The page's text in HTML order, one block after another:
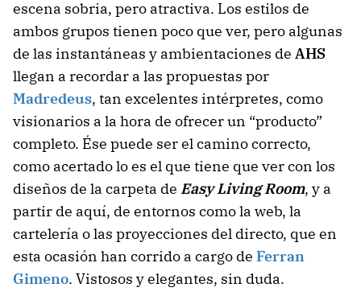
escena sobria, pero atractiva. Los estilos de
ambos grupos tienen poco que ver, pero algunas
de las instantáneas y ambientaciones de AHS
llegan a recordar a las propuestas por
Madredeus, tan excelentes intérpretes, como
visionarios a la hora de ofrecer un “producto”
completo. Ése puede ser el camino correcto,
como acertado lo es el que tiene que ver con los
diseños de la carpeta de Easy Living Room, y a
partir de aquí, de entornos como la web, la
cartelería o las proyecciones del directo, que en
esta ocasión han corrido a cargo de Ferran
Gimeno. Vistosos y elegantes, sin duda.